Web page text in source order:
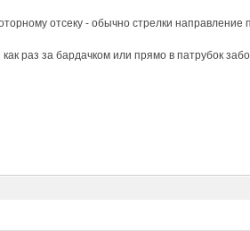
отсеку - обычно стрелки направление
раз за бардачком или прямо в патрубок